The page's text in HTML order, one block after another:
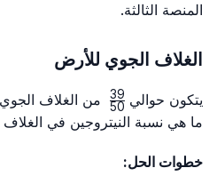
المنصة الثالثة.
الغلاف الجوي للأرض
يتكون حوالي
\frac{39}
{50}
50
39
من الغلاف
ما هي نسبة النيتروجين في الغلاف
خطوات الحل: